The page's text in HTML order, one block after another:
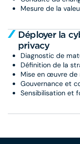
Mesure de la
Déployer la
privacy
Diagnostic de
Définition de la
Mise en œuvre de
Gouvernance et
Sensibilisation et